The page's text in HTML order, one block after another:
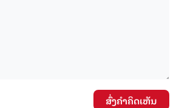
ສົ່ງຄໍາຄິດເຫັນ